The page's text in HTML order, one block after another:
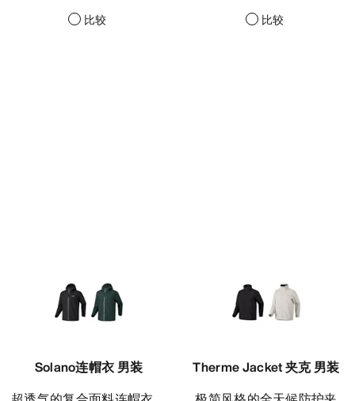
比较 比较
Solano连帽衣 男装
Therme Jacket 夹克 男装